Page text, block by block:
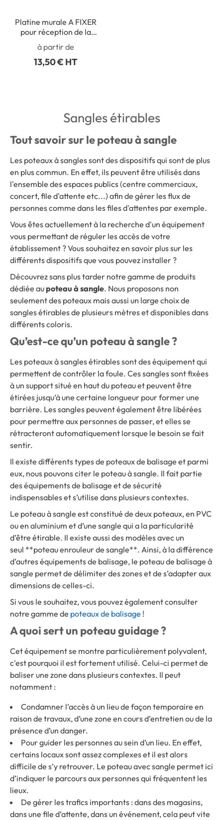
Platine murale A FIXER
pour réception de la
sangle - Gamme STRAP
à partir de
13,50 € HT
Sangles étirables
Tout savoir sur le poteau à sangle
Les poteaux à sangles sont des dispositifs qui sont de plus
en plus commun. En effet, ils peuvent être utilisés dans
l'ensemble des espaces publics (centre commerciaux,
concert, file d'attente etc...) afin de gérer les flux de
personnes comme dans les files d'attentes par exemple.
Vous êtes actuellement à la recherche d'un équipement
vous permettant de réguler les accès de votre
établissement ? Vous souhaitez en savoir plus sur les
différents dispositifs que vous pouvez installer ?
Découvrez sans plus tarder notre gamme de produits
dédiée aupoteau à sangle. Nous proposons non
seulement des poteaux mais aussi un large choix de
sangles étirables de plusieurs mètres et disponibles dans
différents coloris.
Qu’est-ce qu’un poteau à sangle ?
Les poteaux à sangles étirables sont des équipement qui
permettent de contrôler la foule. Ces sangles sont fixées
à un support situé en haut du poteau et peuvent être
étirées jusqu’à une certaine longueur pour former une
barrière. Les sangles peuvent également être libérées
pour permettre aux personnes de passer, et elles se
rétracteront automatiquement lorsque le besoin se fait
sentir.
Il existe différents types de poteaux de balisage et parmi
eux, nous pouvons citer le poteau à sangle. Il fait partie
des équipements de balisage et de sécurité
indispensables et s’utilise dans plusieurs contextes.
Le poteau à sangle est constitué de deux poteaux, en PVC
ou en aluminium et d’une sangle qui a la particularité
d’être étirable. Il existe aussi des modèles avec un
seul **poteau enrouleur de sangle**. Ainsi, à la différence
d’autres équipements de balisage, le poteau de balisage à
sangle permet de délimiter des zones et de s’adapter aux
dimensions de celles-ci.
Si vous le souhaitez, vous pouvez également consulter
notre gamme de poteaux de balisage !
A quoi sert un poteau guidage ?
Cet équipement se montre particulièrement polyvalent,
c'est pourquoi il est fortement utilisé. Celui-ci permet de
baliser une zone dans plusieurs contextes. Il peut
notamment :
Condamner l’accès à un lieu de façon temporaire en
raison de travaux, d’une zone en cours d’entretien ou de la
présence d’un danger.
Pour guider les personnes au sein d’un lieu. En effet,
certains locaux sont assez complexes et il est alors
difficile de s’y retrouver. Le poteau avec sangle permet ici
d’indiquer le parcours aux personnes qui fréquentent les
lieux.
De gérer les trafics importants : dans des magasins,
dans une file d’attente, dans un événement, cela peut vite